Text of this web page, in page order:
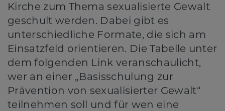
Kirche zum Thema sexualisierte Gewalt
geschult werden. Dabei gibt es
unterschiedliche Formate, die sich am
Einsatzfeld orientieren. Die Tabelle unter
dem folgenden Link veranschaulicht,
wer an einer „Basisschulung zur
Prävention von sexualisierter Gewalt“
teilnehmen soll und für wen eine